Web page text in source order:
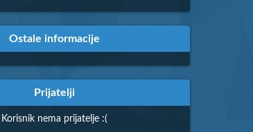
Ostale informacije
Prijatelji
Korisnik nema prijatelje :(